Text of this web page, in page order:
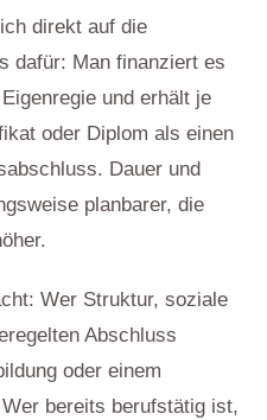
direkt auf die
dafür: Man finanziert es
und erhält je
oder Diplom als einen
Dauer und
planbarer, die
Wer Struktur, soziale
Abschluss
oder einem
bereits berufstätig ist,